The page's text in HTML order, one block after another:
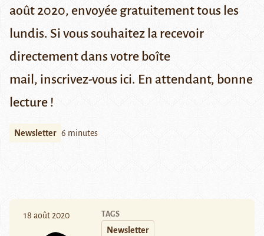
août 2020, envoyée gratuitement tous les
lundis. Si vous souhaitez la recevoir
directement dans votre boîte
mail, inscrivez-vous ici. En attendant, bonne
lecture !
Newsletter 6 minutes
18 août 2020 TAGS
Newsletter